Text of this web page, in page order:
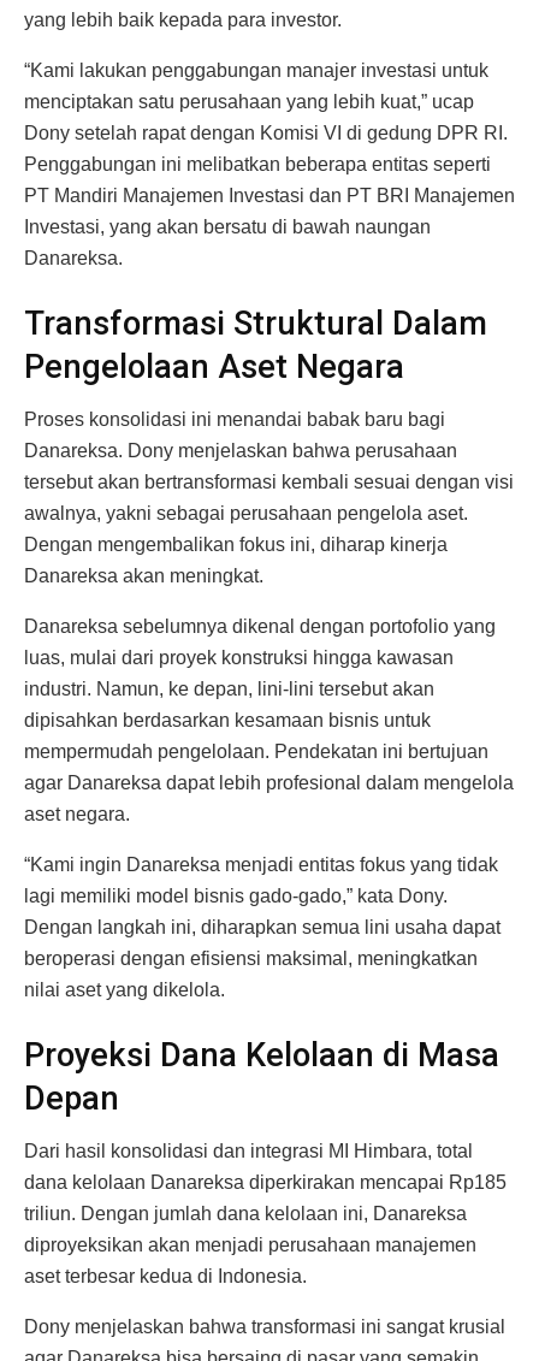
yang lebih baik kepada para investor.
“Kami lakukan penggabungan manajer investasi untuk
menciptakan satu perusahaan yang lebih kuat,” ucap
Dony setelah rapat dengan Komisi VI di gedung DPR RI.
Penggabungan ini melibatkan beberapa entitas seperti
PT Mandiri Manajemen Investasi dan PT BRI Manajemen
Investasi, yang akan bersatu di bawah naungan
Danareksa.
Transformasi Struktural Dalam
Pengelolaan Aset Negara
Proses konsolidasi ini menandai babak baru bagi
Danareksa. Dony menjelaskan bahwa perusahaan
tersebut akan bertransformasi kembali sesuai dengan visi
awalnya, yakni sebagai perusahaan pengelola aset.
Dengan mengembalikan fokus ini, diharap kinerja
Danareksa akan meningkat.
Danareksa sebelumnya dikenal dengan portofolio yang
luas, mulai dari proyek konstruksi hingga kawasan
industri. Namun, ke depan, lini-lini tersebut akan
dipisahkan berdasarkan kesamaan bisnis untuk
mempermudah pengelolaan. Pendekatan ini bertujuan
agar Danareksa dapat lebih profesional dalam mengelola
aset negara.
“Kami ingin Danareksa menjadi entitas fokus yang tidak
lagi memiliki model bisnis gado-gado,” kata Dony.
Dengan langkah ini, diharapkan semua lini usaha dapat
beroperasi dengan efisiensi maksimal, meningkatkan
nilai aset yang dikelola.
Proyeksi Dana Kelolaan di Masa
Depan
Dari hasil konsolidasi dan integrasi MI Himbara, total
dana kelolaan Danareksa diperkirakan mencapai Rp185
triliun. Dengan jumlah dana kelolaan ini, Danareksa
diproyeksikan akan menjadi perusahaan manajemen
aset terbesar kedua di Indonesia.
Dony menjelaskan bahwa transformasi ini sangat krusial